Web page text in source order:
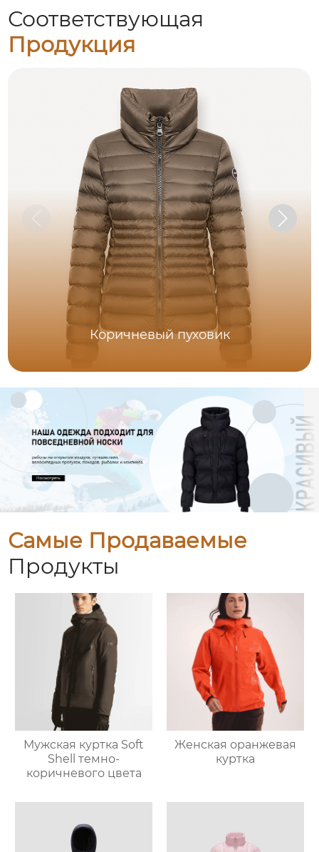
Соответствующая
Продукция
Коричневый пуховик
Самые Продаваемые
Продукты
Мужская куртка Soft
Shell темно-
коричневого цвета
Женская оранжевая
куртка